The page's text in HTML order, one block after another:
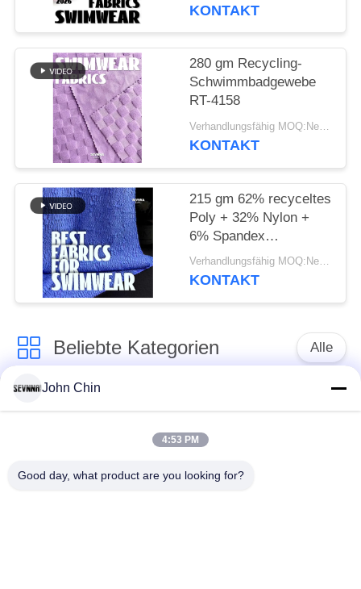
KONTAKT
280 gm Recycling-
Schwimmbadgewebe
RT-4158
Verhandlungsfähig MOQ:Negotiable
KONTAKT
215 gm 62% recyceltes
Poly + 32% Nylon +
6% Spandex
Recyceltes
Badebekleidungsgewebe
Verhandlungsfähig MOQ:Negotiable
KONTAKT
Beliebte Kategorien Alle
Aufbereitetes
Nylongewebe
John Chin
4:53 PM
Good day, what product are you looking for?